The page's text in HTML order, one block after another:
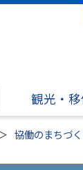
観光・移
協働のまちづく